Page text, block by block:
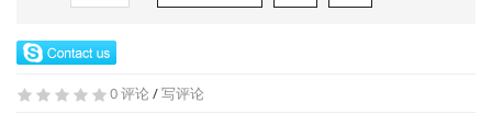
0 评论 /写评论